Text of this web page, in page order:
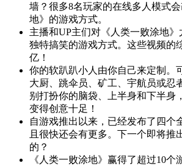
墙？很多8名玩家的在线多人模式
地》的游戏方式。
主播和UP主们对《人类一败涂地
独特搞笑的游戏方式。这些视频的
亿！
你的软趴趴小人由你自己来定制。
大厨、跳伞员、矿工、宇航员或忍
别打扮你的脑袋、上半身和下半身
变得创意十足！
自游戏推出以来，已经发布了四个
且很快还会有更多。下一个即将推
的？
《人类一败涂地》赢得了超过10个